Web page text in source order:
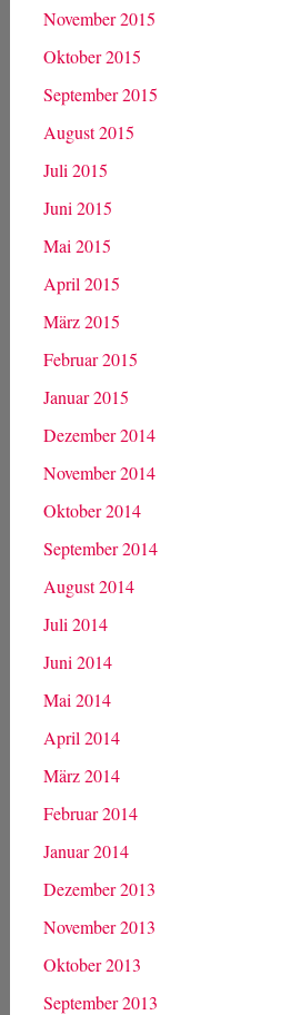
November 2015
Oktober 2015
September 2015
August 2015
Juli 2015
Juni 2015
Mai 2015
April 2015
März 2015
Februar 2015
Januar 2015
Dezember 2014
November 2014
Oktober 2014
September 2014
August 2014
Juli 2014
Juni 2014
Mai 2014
April 2014
März 2014
Februar 2014
Januar 2014
Dezember 2013
November 2013
Oktober 2013
September 2013